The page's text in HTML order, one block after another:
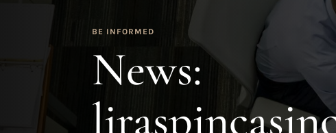
BE INFORMED
News: